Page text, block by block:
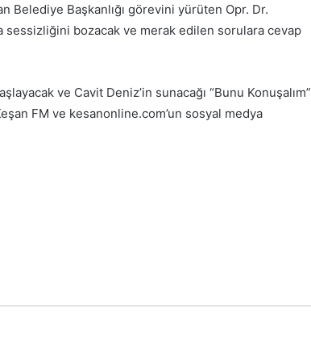
Belediye Başkanlığı görevini yürüten Opr. Dr.
sessizliğini bozacak ve merak edilen sorulara cevap
ve Cavit Deniz’in sunacağı “Bunu Konuşalım”
FM ve kesanonline.com’un sosyal medya